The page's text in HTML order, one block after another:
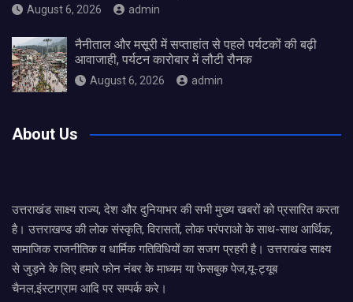
August 6, 2026 admin
नैनीताल और मसूरी में सप्ताहांत से पहले पर्यटकों की बढ़ी
आवाजाही, पर्यटन कारोबार में लौटी रौनक
August 6, 2026 admin
About Us
उत्तराखंड साक्ष्य राज्य, देश और दुनियाभर की सभी मुख्य खबरों को प्रसारित करता
है। उत्तराखण्ड की लोक संस्कृति, विरासतों, लोक परंपराओ के साथ-साथ आर्थिक,
सामाजिक राजनीतिक व धार्मिक गतिविधियों का सजग प्रहरी है। उत्तराखंड साक्ष्य
से जुड़ने के लिए हमारे फोन नंबर के माध्यम या फेसबुक पेज,यू-ट्यूब
चैनल,इंस्टाग्राम आदि पर सम्पर्क करे।